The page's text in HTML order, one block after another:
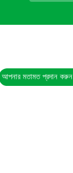
আপনার মতামত প্রদান করুন